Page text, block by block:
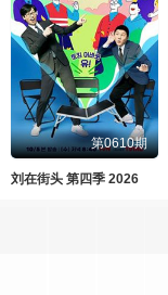
第0610期
刘在街头 第四季 2026